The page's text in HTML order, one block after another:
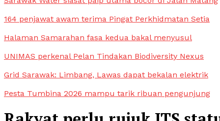
164 penjawat awam terima Pingat Perkhidmatan Setia
Halaman Samarahan fasa kedua bakal menyusul
UNIMAS perkenal Pelan Tindakan Biodiversity Nexus
Grid Sarawak: Limbang, Lawas dapat bekalan elektrik
Pesta Tumbina 2026 mampu tarik ribuan pengunjung